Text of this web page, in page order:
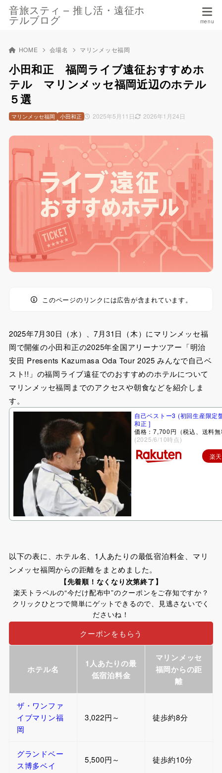
音旅スティ – 推し活・遠征ホ
テルブログ
HOME 会場名 マリンメッセ福岡
小田和正 福岡ライブ遠征おすすめホ
テル マリンメッセ福岡近辺のホテル
５選
2025年5月11日 2026年1月24日
マリンメッセ福岡 小田和正
このページのリンクには広告が含まれています。
2025年7月30日（水）、7月31日（木）にマリンメッセ福
岡で開催の小田和正の2025年全国アリーナツアー「明治
安田 Presents Kazumasa Oda Tour 2025 みんなで自己ベ
スト!!」の福岡ライブ遠征でのおすすめのホテルについて
マリンメッセ福岡までのアクセスや朝食などを紹介しま
す。
自己ベストー3 (初回生産限定
和正 ]
価格：7,700円（税込、送料
(2025/6/10時点)
楽
以下の表に、ホテル名、1人あたりの最低宿泊料金、マリ
ンメッセ福岡からの距離をまとめました。
【先着順！なくなり次第終了】
楽天トラベルの“今だけ配布中”のクーポンをご存知ですか？
クリックひとつで簡単にゲットできるので、見逃さないでく
ださいね！
クーポンをもらう
ホテル名
1人あたりの最
低宿泊料金
マリンメッセ
福岡からの距
離
ザ・ワンファ
イブマリン福
岡
3,022円～ 徒歩約8分
グランドベー
ス博多ベイ
5,500円～ 徒歩約10分